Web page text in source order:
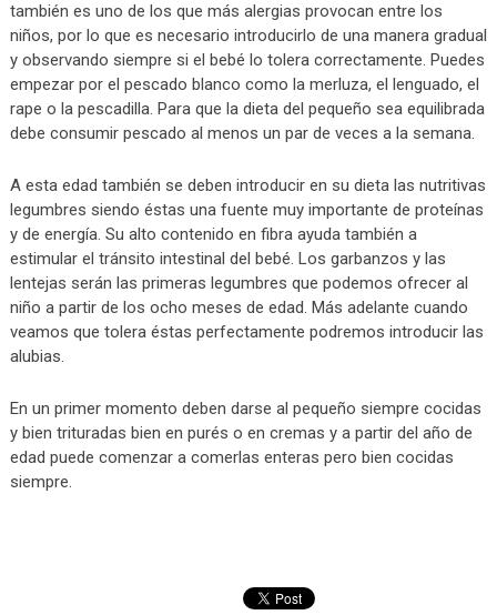
también es uno de los que más alergias provocan entre los
niños, por lo que es necesario introducirlo de una manera gradual
y observando siempre si el bebé lo tolera correctamente. Puedes
empezar por el pescado blanco como la merluza, el lenguado, el
rape o la pescadilla. Para que la dieta del pequeño sea equilibrada
debe consumir pescado al menos un par de veces a la semana.
A esta edad también se deben introducir en su dieta las nutritivas
legumbres siendo éstas una fuente muy importante de proteínas
y de energía. Su alto contenido en fibra ayuda también a
estimular el tránsito intestinal del bebé. Los garbanzos y las
lentejas serán las primeras legumbres que podemos ofrecer al
niño a partir de los ocho meses de edad. Más adelante cuando
veamos que tolera éstas perfectamente podremos introducir las
alubias.
En un primer momento deben darse al pequeño siempre cocidas
y bien trituradas bien en purés o en cremas y a partir del año de
edad puede comenzar a comerlas enteras pero bien cocidas
siempre.